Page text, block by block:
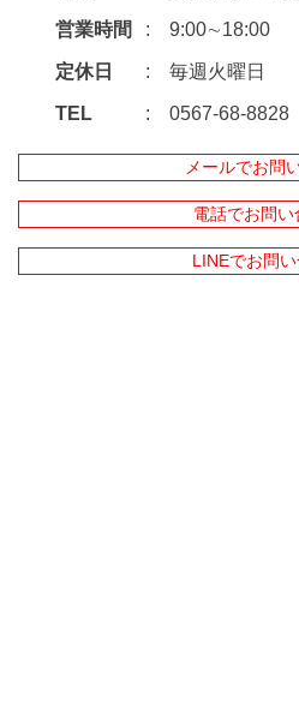
営業時間 9:00∼18:00
定休日 毎週火曜日
TEL 0567-68-8828
メールでお問
電話でお問い
LINEでお問